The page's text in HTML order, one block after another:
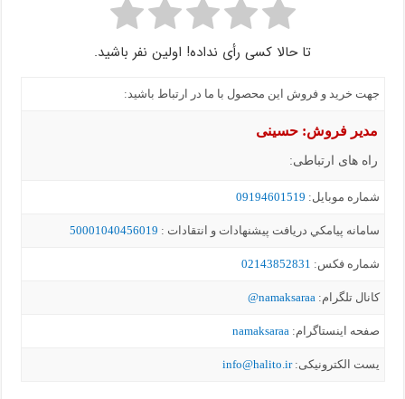
تا حالا کسی رأی نداده! اولین نفر باشید.
جهت خرید و فروش این محصول با ما در ارتباط باشید:
مدیر فروش: حسینی
راه های ارتباطی:
شماره موبايل: 09194601519
سامانه پيامکي دریافت پیشنهادات و انتقادات : 50001040456019
شماره فکس: 02143852831
کانال تلگرام: namaksaraa@
صفحه اینستاگرام: namaksaraa
یست الکترونیکی:info@halito.ir